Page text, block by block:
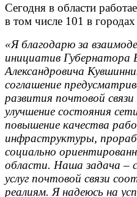
Сегодня в области
в том числе 101 в
«Я благодарю за
инициатив Губернатора
Александровича
соглашение
развития почтовой
улучшение состояния
повышение качества
инфраструктуры,
социально
области. Наша задача –
услуг почтовой связи
реалиям. Я надеюсь на